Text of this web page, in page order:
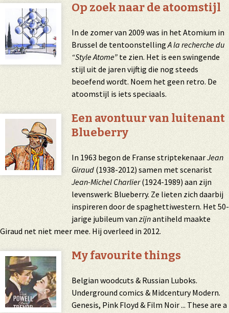
Op zoek naar de atoomstijl
In de zomer van 2009 was in het Atomium in
Brussel de tentoonstellingA la recherche du
“Style Atome” te zien. Het is een swingende
stijl uit de jaren vijftig die nog steeds
beoefend wordt. Noem het geen retro. De
atoomstijl is iets speciaals.
Een avontuur van luitenant
Blueberry
In 1963 begon de Franse striptekenaarJean
Giraud (1938-2012) samen met scenarist
Jean-Michel Charlier(1924-1989) aan zijn
levenswerk: Blueberry. Ze lieten zich daarbij
inspireren door de spaghettiwestern. Het 50-
jarige jubileum vanzijnantiheld maakte
Giraud net niet meer mee. Hij overleed in 2012.
My favourite things
Belgian woodcuts & Russian Luboks.
Underground comics & Midcentury Modern.
Genesis, Pink Floyd & Film Noir ... These are a